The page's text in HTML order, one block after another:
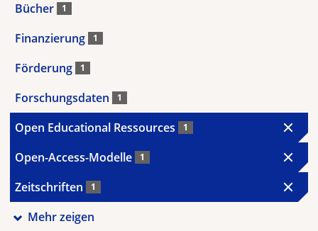
Bücher 1
Finanzierung 1
Förderung 1
Forschungsdaten 1
Open Educational Ressources 1
Open-Access-Modelle 1
Zeitschriften 1
Mehr zeigen